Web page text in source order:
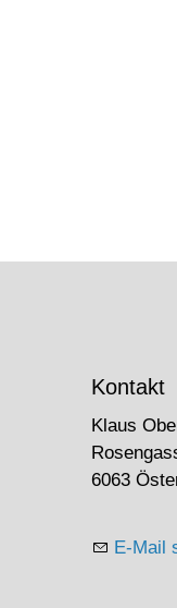
Kontakt
Klaus
6063
E-Mail